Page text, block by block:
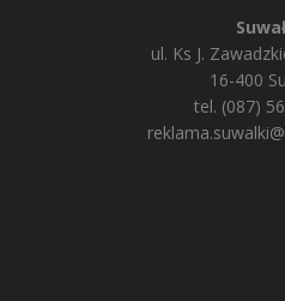
ul. Ks J.
16-400
tel. (087)